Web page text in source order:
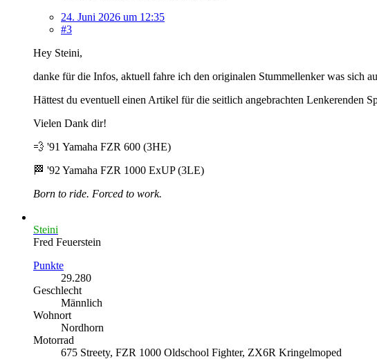
24. Juni 2026 um 12:35
#3
Hey Steini,
danke für die Infos, aktuell fahre ich den originalen Stummellenker was sich
Hättest du eventuell einen Artikel für die seitlich angebrachten Lenkerenden
Vielen Dank dir!
💨 '91 Yamaha FZR 600 (3HE)
🏁 '92 Yamaha FZR 1000 ExUP (3LE)
Born to ride. Forced to work.
Steini
Fred Feuerstein
Punkte
29.280
Geschlecht
Männlich
Wohnort
Nordhorn
Motorrad
675 Streety, FZR 1000 Oldschool Fighter, ZX6R Kringelmoped